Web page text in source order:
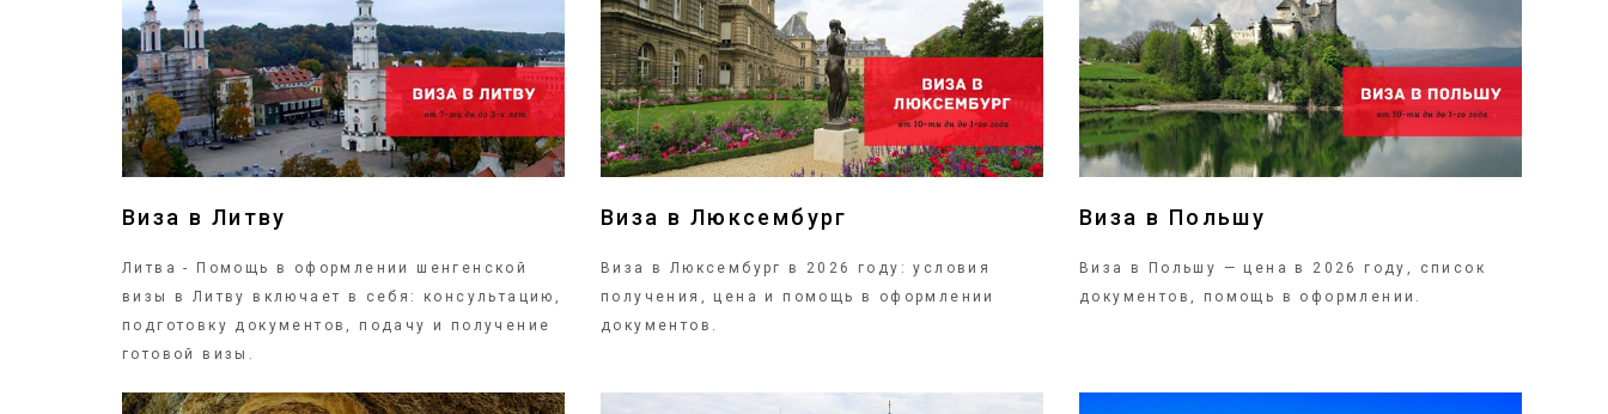
ПОДРОБНЕЕ
Виза в Литву
Литва - Помощь в оформлении шенгенской
визы в Литву включает в себя: консультацию,
подготовку документов, подачу и получение
готовой визы.
ПОДРОБНЕЕ
Виза в Люксембург
Виза в Люксембург в 2026 году: условия
получения, цена и помощь в оформлении
документов.
ПОДРОБНЕЕ
Виза в Польшу
Виза в Польшу — цена в 2026 году, список
документов, помощь в оформлении.